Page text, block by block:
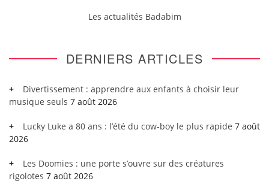
Les actualités Badabim
DERNIERS ARTICLES
Divertissement : apprendre aux enfants à choisir leur
musique seuls 7 août 2026
Lucky Luke a 80 ans : l’été du cow-boy le plus rapide 7 août
2026
Les Doomies : une porte s’ouvre sur des créatures
rigolotes 7 août 2026